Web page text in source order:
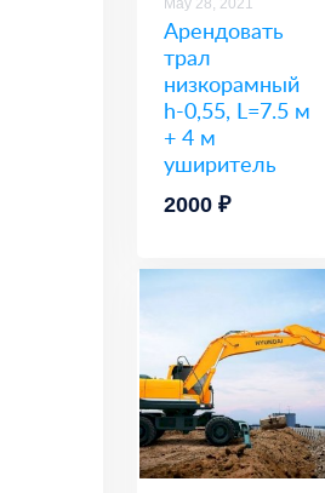
May 28, 2021
Арендовать
трал
низкорамный
h-0,55, L=7.5 м
+ 4 м
уширитель
2000 ₽